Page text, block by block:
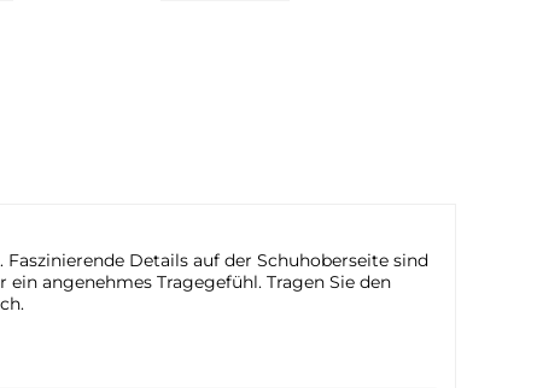
Details auf der Schuhoberseite sind
angenehmes Tragegefühl. Tragen Sie den